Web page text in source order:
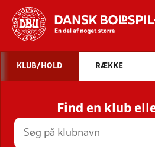
STILLINGER,
HOLD
KLUB/HOLD RÆKKE
Find en klub